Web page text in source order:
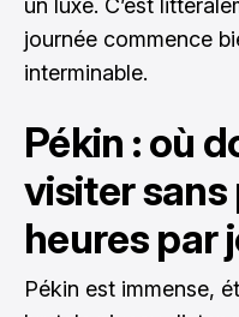
un luxe. C’est
journée commence
interminable.
Pékin : où
visiter sans
heures par
Pékin est immense,